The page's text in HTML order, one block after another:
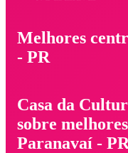
Melhores
- PR
Casa da
sobre
Paranavaí -